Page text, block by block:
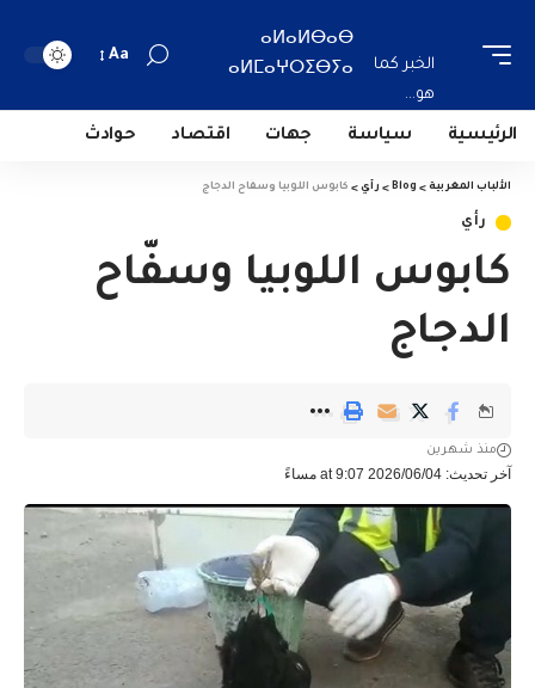
الخبر كما
هو...
ⴰⵍⴰⵍⴱⴰⴱ
ⴰⵍⵎⴰⵖⵔⵉⴱⵢⴰ
Aa
الرئيسية سياسة جهات اقتصاد حوادث
الألباب المغربية >
Blog
> رأي > كابوس اللوبيا وسفّاح الدجاج
رأي
كابوس اللوبيا وسفّاح
الدجاج
آخر تحديث: 2026/06/04 at 9:07 مساءً
منذ شهرين